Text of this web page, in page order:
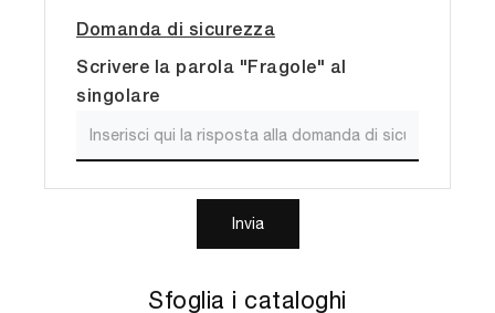
Sfoglia i cataloghi
Domanda di sicurezza
Scrivere la parola "Fragole" al
singolare
Invia